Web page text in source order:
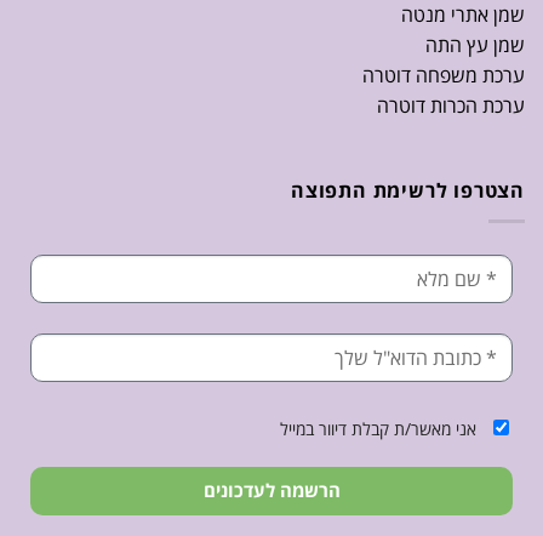
שמן אתרי מנטה
שמן עץ התה
ערכת משפחה דוטרה
ערכת הכרות דוטרה
הצטרפו לרשימת התפוצה
אני מאשר/ת קבלת דיוור במייל
הרשמה לעדכונים